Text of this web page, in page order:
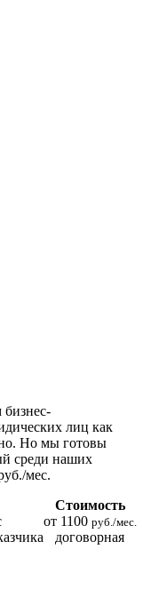
лиц как
Но мы готовы
среди наших
мес.
Стоимость
от 1100 руб./мес.
договорная